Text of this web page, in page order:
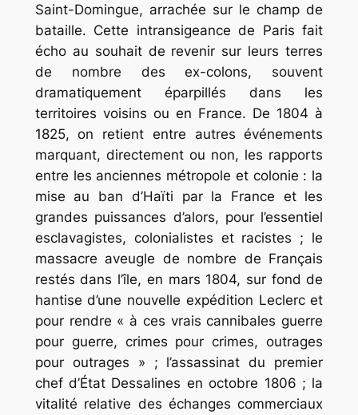
Saint-Domingue, arrachée sur le champ de
bataille. Cette intransigeance de Paris fait
écho au souhait de revenir sur leurs terres
de nombre des ex-colons, souvent
dramatiquement éparpillés dans les
territoires voisins ou en France. De 1804 à
1825, on retient entre autres événements
marquant, directement ou non, les rapports
entre les anciennes métropole et colonie : la
mise au ban d’Haïti par la France et les
grandes puissances d’alors, pour l’essentiel
esclavagistes, colonialistes et racistes ; le
massacre aveugle de nombre de Français
restés dans l’île, en mars 1804, sur fond de
hantise d’une nouvelle expédition Leclerc et
pour rendre « à ces vrais cannibales guerre
pour guerre, crimes pour crimes, outrages
pour outrages
» ; l’assassinat du premier
chef d’État Dessalines en octobre 1806 ; la
vitalité relative des échanges commerciaux